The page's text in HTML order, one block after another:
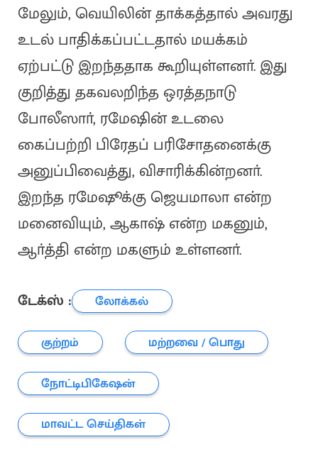
மேலும், வெயிலின் தாக்கத்தால் அவரது
உடல் பாதிக்கப்பட்டதால் மயக்கம்
ஏற்பட்டு இறந்ததாக கூறியுள்ளனா். இது
குறித்து தகவலறிந்த ஒரத்தநாடு
போலீஸாா், ரமேஷின் உடலை
கைப்பற்றி பிரேதப் பரிசோதனைக்கு
அனுப்பிவைத்து, விசாரிக்கின்றனா்.
இறந்த ரமேஷூக்கு ஜெயமாலா என்ற
மனைவியும், ஆகாஷ் என்ற மகனும்,
ஆா்த்தி என்ற மகளும் உள்ளனா்.
டேக்ஸ் :
லோக்கல்
குற்றம்
மற்றவை / பொது
நோட்டிபிகேஷன்
மாவட்ட செய்திகள்